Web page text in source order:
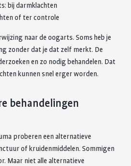
bij darmklachten
of ter controle
naar de oogarts. Soms heb je
zonder dat je dat zelf merkt. De
en zo nodig behandelen. Dat
kunnen snel erger worden.
behandelingen
proberen een alternatieve
of kruidenmiddelen. Sommigen
Maar niet alle alternatieve